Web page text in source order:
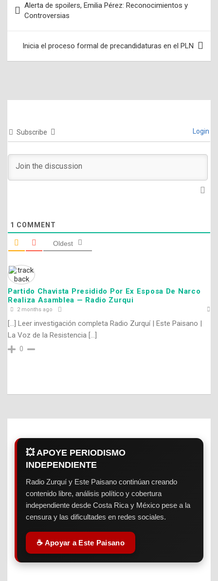
Navegación
de
entradas
Alerta de spoilers, Emilia Pérez: Reconocimientos y
Controversias
Inicia el proceso formal de precandidaturas en el PLN
Subscribe Login
1 COMMENT
Oldest
Partido Chavista Presidido Por Ex Esposa De Narco
Realiza Asamblea — Radio Zurqui
2 months ago
[…] Leer investigación completa Radio Zurquí | Este Paisano |
La Voz de la Resistencia […]
0
💥 APOYE PERIODISMO
INDEPENDIENTE
Radio Zurquí y Este Paisano continúan creando
contenido libre, análisis político y cobertura
independiente desde Costa Rica y México pese a la
censura y las dificultades en redes sociales.
☕ Apoyar a Este Paisano